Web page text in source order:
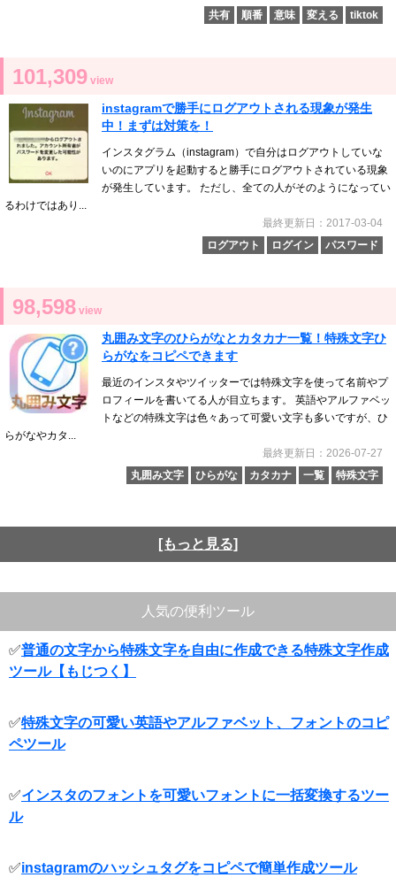
共有
順番 意味 変える tiktok
101,309 view
instagramで勝手にログアウトされる現象が発生
中！まずは対策を！
インスタグラム（instagram）で自分はログアウトしていな
いのにアプリを起動すると勝手にログアウトされている現象
が発生しています。 ただし、全ての人がそのようになってい
るわけではあり...
最終更新日：2017-03-04
ログアウト
ログイン パスワード
98,598 view
丸囲み文字のひらがなとカタカナ一覧！特殊文字ひ
らがなをコピペできます
最近のインスタやツイッターでは特殊文字を使って名前やプ
ロフィールを書いてる人が目立ちます。 英語やアルファベッ
トなどの特殊文字は色々あって可愛い文字も多いですが、ひ
らがなやカタ...
最終更新日：2026-07-27
丸囲み文字
ひらがな カタカナ 一覧 特殊文字
[もっと見る]
人気の便利ツール
✅普通の文字から特殊文字を自由に作成できる特殊文字作成
ツール【もじつく】
✅特殊文字の可愛い英語やアルファベット、フォントのコピ
ペツール
✅インスタのフォントを可愛いフォントに一括変換するツー
ル
✅instagramのハッシュタグをコピペで簡単作成ツール